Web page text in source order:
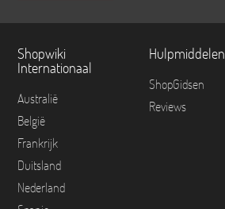
Shopwiki
Internationaal
Australië
België
Frankrijk
Duitsland
Nederland
Hulpmiddelen
ShopGidsen
Reviews